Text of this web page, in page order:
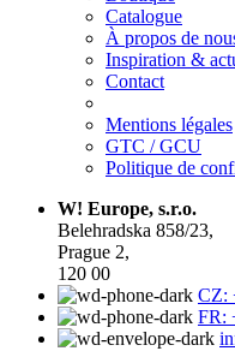
Catalogue
À propos de
Inspiration &
Contact
Mentions légales
GTC / GCU
Politique de
W! Europe, s.r.o.
Belehradska 858/23,
Prague 2,
120 00
CZ:
FR: